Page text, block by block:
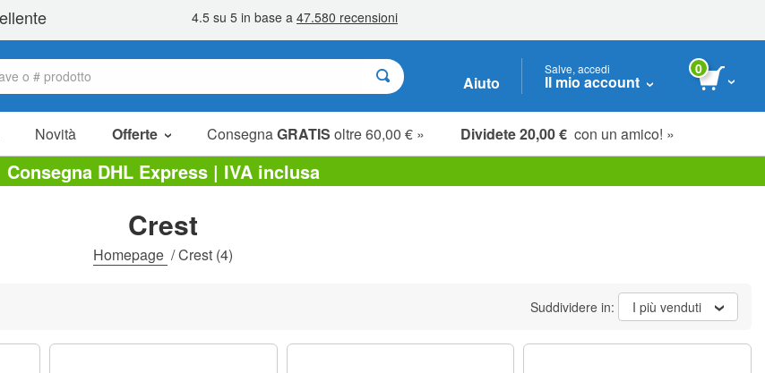
Aiuto
Salve, accedi
Il mio account
0
Novità Offerte ConsegnaGRATIS oltre 60,00 € » Dividete 20,00 € con un amico! »
Articoli in offerta
Pacchetti
Liquidazione
Consegna DHL Express | IVA inclusa
Crest
Homepage /Crest (4)
Suddividere in: I più venduti